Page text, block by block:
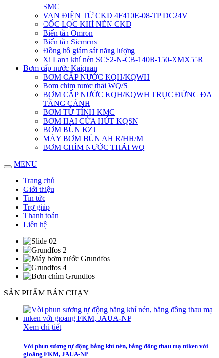
SMC
VAN ĐIỆN TỪ CKD 4F410E-08-TP DC24V
CỐC LỌC KHÍ NÉN CKD
Biến tần Omron
Biến tần Siemens
Đồng hồ giám sát năng lượng
Xi Lanh khí nén SCS2-N-CB-140B-150-XMX55R
Bơm cấp nước Kaiquan
BƠM CẤP NƯỚC KQH/KQWH
Bơm chìm nước thải WQ/S
BƠM CẤP NƯỚC KQH/KQWH TRỤC ĐỨNG ĐA
TẦNG CÁNH
BƠM TỪ TÍNH KMC
BƠM HAI CỬA HÚT KQSN
BƠM BÙN KZJ
MÁY BƠM BÙN AH R/HH/M
BƠM CHÌM NƯỚC THẢI WQ
MENU
Trang chủ
Giới thiệu
Tin tức
Trợ giúp
Thanh toán
Liên hệ
SẢN PHẨM BÁN CHẠY
Xem chi tiết
Vòi phun sương tự động bằng khí nén, bằng đồng thau mạ niken với
gioăng FKM, JAUA-NP